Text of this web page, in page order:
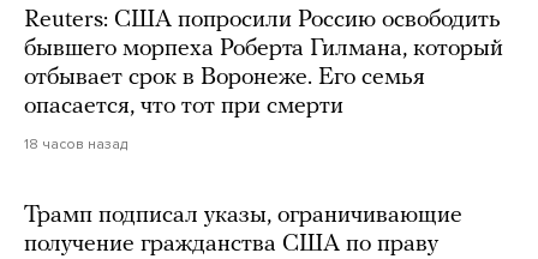
Reuters: США попросили Россию освободить
бывшего морпеха Роберта Гилмана, который
отбывает срок в Воронеже. Его семья
опасается, что тот при смерти
18 часов назад
Трамп подписал указы, ограничивающие
получение гражданства США по праву